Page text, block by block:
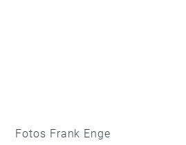
Fotos Frank Enge